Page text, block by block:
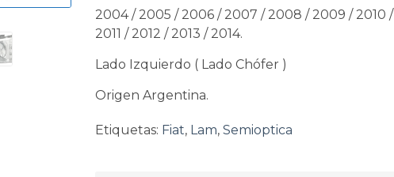
2004 / 2005 / 2006 / 2007 / 2008 / 2009 / 2010 /
2011 / 2012 / 2013 / 2014.
Lado Izquierdo ( Lado Chófer )
Origen Argentina.
Etiquetas: Fiat, Lam, Semioptica